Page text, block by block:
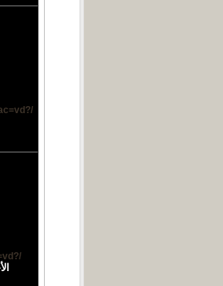
/?no=127537&ac=vd >
/?no=127534&ac=vd >